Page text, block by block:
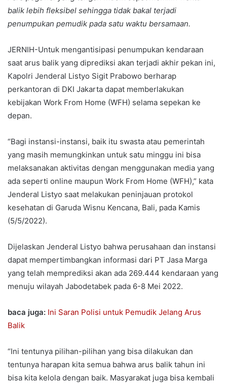
balik lebih fleksibel sehingga tidak bakal terjadi
penumpukan pemudik pada satu waktu bersamaan.
JERNIH-Untuk mengantisipasi penumpukan kendaraan
saat arus balik yang diprediksi akan terjadi akhir pekan ini,
Kapolri Jenderal Listyo Sigit Prabowo berharap
perkantoran di DKI Jakarta dapat memberlakukan
kebijakan Work From Home (WFH) selama sepekan ke
depan.
“Bagi instansi-instansi, baik itu swasta atau pemerintah
yang masih memungkinkan untuk satu minggu ini bisa
melaksanakan aktivitas dengan menggunakan media yang
ada seperti online maupun Work From Home (WFH),” kata
Jenderal Listyo saat melakukan peninjauan protokol
kesehatan di Garuda Wisnu Kencana, Bali, pada Kamis
(5/5/2022).
Dijelaskan Jenderal Listyo bahwa perusahaan dan instansi
dapat mempertimbangkan informasi dari PT Jasa Marga
yang telah memprediksi akan ada 269.444 kendaraan yang
menuju wilayah Jabodetabek pada 6-8 Mei 2022.
baca juga: Ini Saran Polisi untuk Pemudik Jelang Arus
Balik
“Ini tentunya pilihan-pilihan yang bisa dilakukan dan
tentunya harapan kita semua bahwa arus balik tahun ini
bisa kita kelola dengan baik. Masyarakat juga bisa kembali